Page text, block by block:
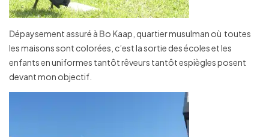
Dépaysement assuré à Bo Kaap, quartier musulman où toutes
les maisons sont colorées, c’est la sortie des écoles et les
enfants en uniformes tantôt rêveurs tantôt espiègles posent
devant mon objectif.